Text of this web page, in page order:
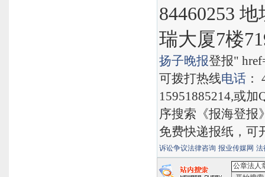
84460253
瑞大厦7楼
扬子晚报登报"
可拨打热线电话
15951885214,或
序搜索《报海登报
免费快递报纸，可
诉讼争议法律咨询 报业传媒网 法